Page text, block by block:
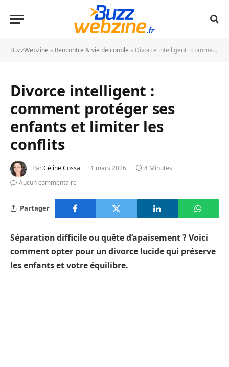
BuzzWebzine » Rencontre & vie de couple » Divorce intelligent : comment protéger ses enfants et limiter les conflits
Divorce intelligent :
comment protéger ses
enfants et limiter les
conflits
ParCéline Cossa 1 mars 2026
4 Minutes
Aucun commentaire
Partager
Séparation difficile ou quête d’apaisement ? Voici
comment opter pour un divorce lucide qui préserve
les enfants et votre équilibre.